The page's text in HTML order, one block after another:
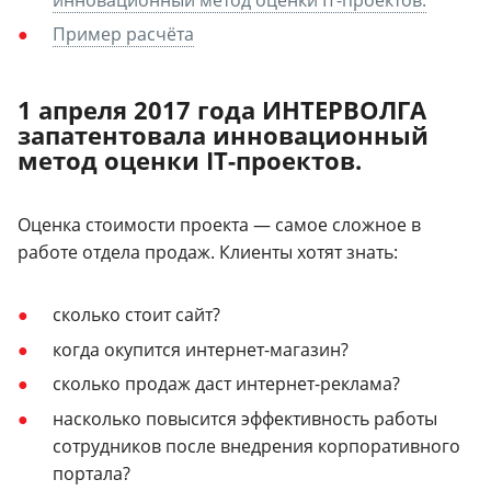
Пример расчёта
1 апреля 2017 года ИНТЕРВОЛГА
запатентовала инновационный
метод оценки IT-проектов.
Оценка стоимости проекта — самое сложное в
работе отдела продаж. Клиенты хотят знать:
сколько стоит сайт?
когда окупится интернет-магазин?
сколько продаж даст интернет-реклама?
насколько повысится эффективность работы
сотрудников после внедрения корпоративного
портала?